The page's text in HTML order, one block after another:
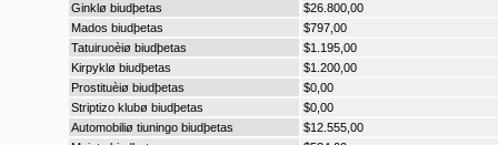
Ginklø biudþetas
$26.800,00
Mados biudþetas
$797,00
Tatuiruoèiø biudþetas
$1.195,00
Kirpyklø biudþetas
$1.200,00
Prostituèiø biudþetas
$0,00
Striptizo klubø biudþetas
$0,00
Automobiliø tiuningo biudþetas
$12.555,00